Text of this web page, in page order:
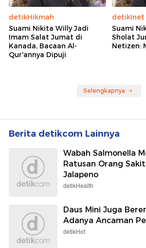
detikHikmah
Suami Nikita Willy Jadi
Imam Salat Jumat di
Kanada, Bacaan Al-
Qur'annya Dipuji
detikInet
Suami
Sholat
Netizen:
Selengkapnya
Berita detikcom Lainnya
Wabah Salmonella
Ratusan Orang
Jalapeno
detikHealth
Daus Mini Juga
Adanya Ancaman
detikHot